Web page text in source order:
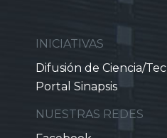
INICIATIVAS
Difusión de Ciencia/Tec
Portal Sinapsis
NUESTRAS REDES